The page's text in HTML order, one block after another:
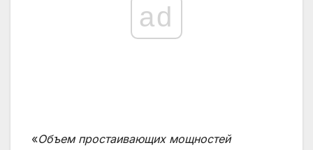
ad
«Объем простаивающих мощностей